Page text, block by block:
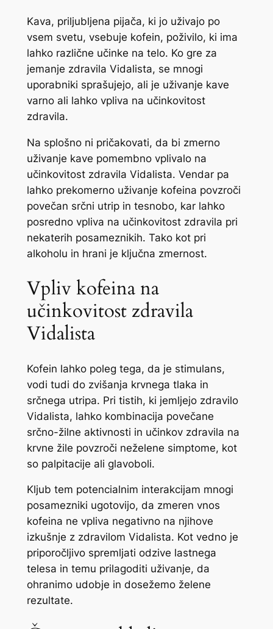
Kava, priljubljena pijača, ki jo uživajo po
vsem svetu, vsebuje kofein, poživilo, ki ima
lahko različne učinke na telo. Ko gre za
jemanje zdravila Vidalista, se mnogi
uporabniki sprašujejo, ali je uživanje kave
varno ali lahko vpliva na učinkovitost
zdravila.
Na splošno ni pričakovati, da bi zmerno
uživanje kave pomembno vplivalo na
učinkovitost zdravila Vidalista. Vendar pa
lahko prekomerno uživanje kofeina povzroči
povečan srčni utrip in tesnobo, kar lahko
posredno vpliva na učinkovitost zdravila pri
nekaterih posameznikih. Tako kot pri
alkoholu in hrani je ključna zmernost.
Vpliv kofeina na
učinkovitost zdravila
Vidalista
Kofein lahko poleg tega, da je stimulans,
vodi tudi do zvišanja krvnega tlaka in
srčnega utripa. Pri tistih, ki jemljejo zdravilo
Vidalista, lahko kombinacija povečane
srčno-žilne aktivnosti in učinkov zdravila na
krvne žile povzroči neželene simptome, kot
so palpitacije ali glavoboli.
Kljub tem potencialnim interakcijam mnogi
posamezniki ugotovijo, da zmeren vnos
kofeina ne vpliva negativno na njihove
izkušnje z zdravilom Vidalista. Kot vedno je
priporočljivo spremljati odzive lastnega
telesa in temu prilagoditi uživanje, da
ohranimo udobje in dosežemo želene
rezultate.